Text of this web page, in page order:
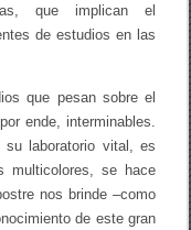
que implican el
de estudios en las
que pesan sobre el
ende, interminables.
laboratorio vital, es
multicolores, se hace
nos brinde –como
de este gran